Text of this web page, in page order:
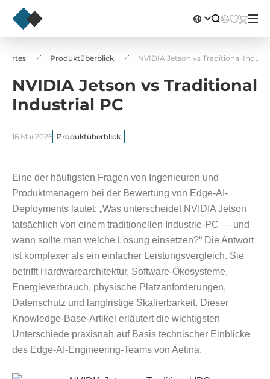
Produktüberblick NVIDIA Jetson vs Traditional
NVIDIA Jetson vs Traditional
Industrial PC
16 Mai 2026 Produktüberblick
Eine der häufigsten Fragen von Ingenieuren und
Produktmanagern bei der Bewertung von Edge-AI-
Deployments lautet: „Was unterscheidet NVIDIA Jetson
tatsächlich von einem traditionellen Industrie-PC — und
wann sollte man welche Lösung einsetzen?“ Die Antwort
ist komplexer als ein einfacher Leistungsvergleich. Sie
betrifft Hardwarearchitektur, Software-Ökosysteme,
Energieverbrauch, physische Platzanforderungen,
Datenschutz und langfristige Skalierbarkeit. Dieser
Knowledge-Base-Artikel erläutert die wichtigsten
Unterschiede praxisnah auf Basis technischer Einblicke
des Edge-AI-Engineering-Teams von Aetina.